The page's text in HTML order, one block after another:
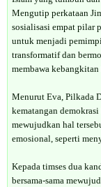
Mengutip perkataan
sosialisasi empat pilar
untuk menjadi
transformatif dan
membawa
Menurut Eva, Pilkada
kematangan
mewujudkan hal
emosional, seperti
Kepada timses dua
bersama-sama